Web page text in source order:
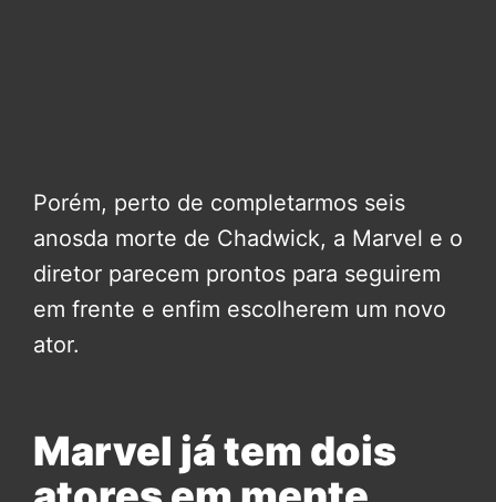
Porém, perto de completarmos seis
anosda morte de Chadwick, a Marvel e o
diretor parecem prontos para seguirem
em frente e enfim escolherem um novo
ator.
Marvel já tem dois